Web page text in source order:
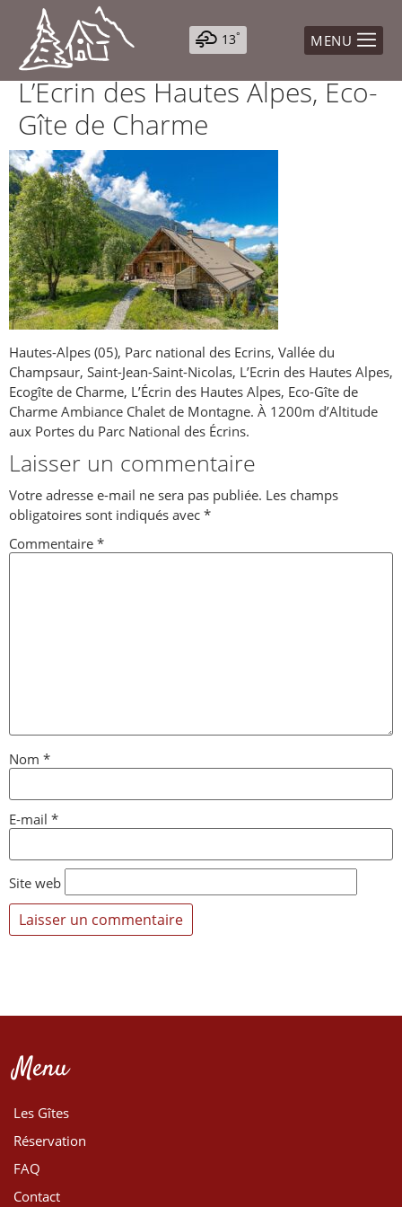
13°
25°
Mar
23
Jeu
25°
Ven
25°
MENU
L’Ecrin des Hautes Alpes, Eco-
Gîte de Charme
Hautes-Alpes (05), Parc national des Ecrins, Vallée du
Champsaur, Saint-Jean-Saint-Nicolas, L’Ecrin des Hautes Alpes,
Ecogîte de Charme, L’Écrin des Hautes Alpes, Eco-Gîte de
Charme Ambiance Chalet de Montagne. À 1200m d’Altitude
aux Portes du Parc National des Écrins.
Laisser un commentaire
Votre adresse e-mail ne sera pas publiée. Les champs
obligatoires sont indiqués avec *
Commentaire *
Nom *
E-mail *
Site web
Menu
Les Gîtes
Réservation
FAQ
Contact